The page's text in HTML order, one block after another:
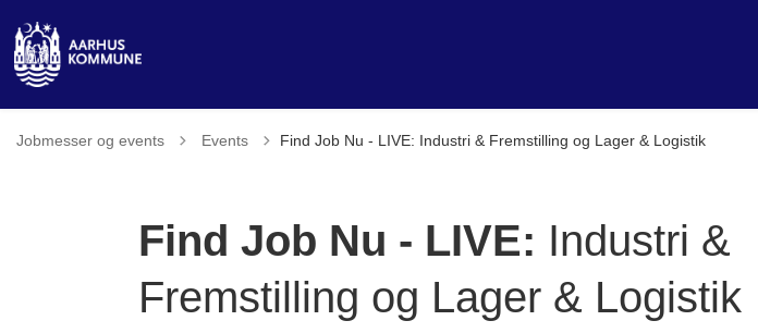
Jobmesser og events Tilbage til
Events Find Job Nu - LIVE: Industri & Fremstilling og Lager & Logistik
Find Job Nu - LIVE: Industri &
Fremstilling og Lager & Logistik